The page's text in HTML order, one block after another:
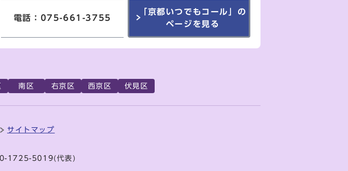
電話：075-661-3755
「京都いつでもコール」の
ページを見る
南区 右京区 西京区 伏見区
サイトマップ
1725-5019(代表)